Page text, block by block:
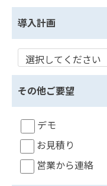
導入計画
その他ご要望
デモ
お見積り
営業から連絡